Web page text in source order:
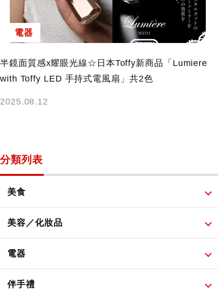
電器
半鏡面質感x耀眼光線☆日本Toffy新商品「Lumiere
with Toffy LED 手持式電風扇」共2色
2025.08.12
分類列表
美食
所有
甜點・菓子
人氣店鋪美食
美容／化妝品
所有
便利商店化妝品
電器
所有
伴手禮